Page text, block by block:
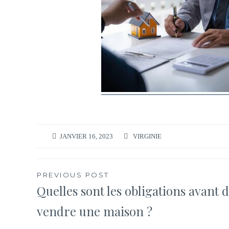
JANVIER 16, 2023 VIRGINIE
Navigation
de
PREVIOUS POST
Quelles sont les obligations avant
vendre une maison ?